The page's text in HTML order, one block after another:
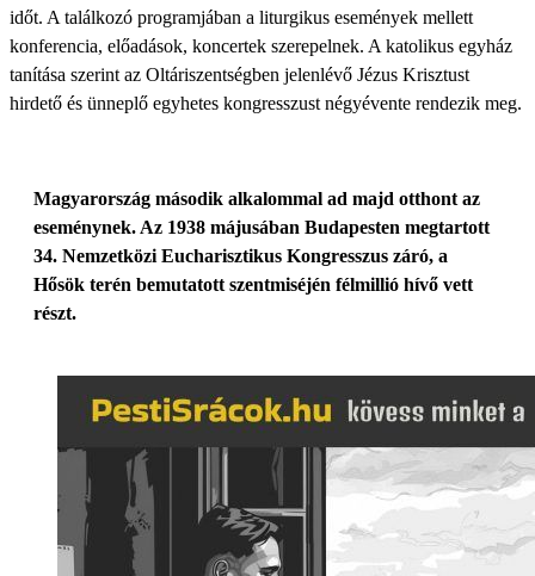
időt. A találkozó programjában a liturgikus események mellett
konferencia, előadások, koncertek szerepelnek. A katolikus egyház
tanítása szerint az Oltáriszentségben jelenlévő Jézus Krisztust
hirdető és ünneplő egyhetes kongresszust négyévente rendezik meg.
Magyarország második alkalommal ad majd otthont az
eseménynek. Az 1938 májusában Budapesten megtartott
34. Nemzetközi Eucharisztikus Kongresszus záró, a
Hősök terén bemutatott szentmiséjén félmillió hívő vett
részt.